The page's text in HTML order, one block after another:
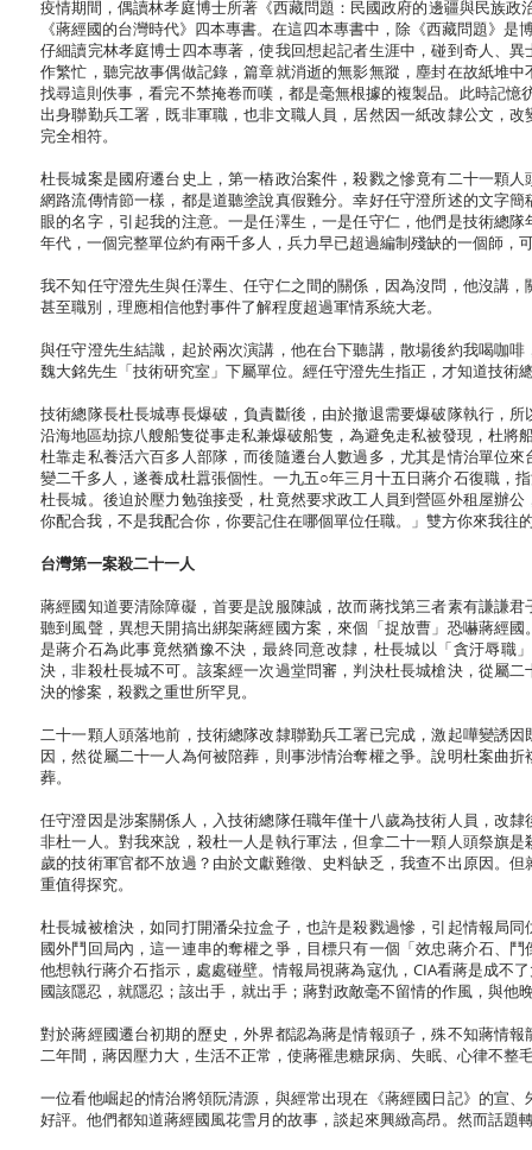
疫情期間，偶讀林孝庭博士所著《西藏問題：民國政府的邊疆與民族
《蔣經國的台灣時代》四本專書。在這四本專書中，除《西藏問題》
仔細讀完林孝庭博士四本專著，使我回想起記者生涯中，碰到奇人、
作繁忙，聽完故事偶做記錄，篇章就消逝的無影無蹤，塵封在故紙堆
找尋這則佚事，看完不禁掩卷而嘆，都是毫無根據的複製品。此時記
出身聯勤兵工署，既非軍職，也非文職人員，居然因一紙改隸公文，
完全相符。
杜長城案是國府遷台史上，第一樁政治案件，殺戮之慘竟有二十一顆
網路流傳情節一樣，都是道聽塗說真假難分。幸好任守澄所述的文字
眼的名字，引起我的注意。一是任澤生，一是任守仁，他們是技術總
年代，一個完整單位約有兩千多人，兵力早已超過編制殘缺的一個師，
我不知任守澄先生與任澤生、任守仁之間的關係，因為沒問，他沒講
甚至職別，理應相信他對事件了解程度超過軍情系統大老。
與任守澄先生結識，起於兩次演講，他在台下聽講，散場後約我喝咖
魏大銘先生「技術研究室」下屬單位。經任守澄先生指正，才知道技術
技術總隊長杜長城專長爆破，負責斷後，由於撤退需要爆破隊執行，
沿海地區劫掠八艘船隻從事走私兼爆破船隻，為避免走私被發現，杜
杜靠走私養活六百多人部隊，而後隨遷台人數過多，尤其是情治單位
變二千多人，遂養成杜囂張個性。一九五○年三月十五日蔣介石復職，
杜長城。後迫於壓力勉強接受，杜竟然要求政工人員到營區外租屋辦
你配合我，不是我配合你，你要記住在哪個單位任職。」雙方你來我
台灣第一案殺二十一人
蔣經國知道要清除障礙，首要是說服陳誠，故而蔣找第三者素有謙謙
聽到風聲，異想天開搞出綁架蔣經國方案，來個「捉放曹」恐嚇蔣經
是蔣介石為此事竟然猶豫不決，最終同意改隸，杜長城以「貪汙辱職
決，非殺杜長城不可。該案經一次過堂問審，判決杜長城槍決，從屬
決的慘案，殺戮之重世所罕見。
二十一顆人頭落地前，技術總隊改隸聯勤兵工署已完成，激起嘩變誘
因，然從屬二十一人為何被陪葬，則事涉情治奪權之爭。說明杜案曲
葬。
任守澄因是涉案關係人，入技術總隊任職年僅十八歲為技術人員，改
非杜一人。對我來說，殺杜一人是執行軍法，但拿二十一顆人頭祭旗
歲的技術軍官都不放過？由於文獻難徵、史料缺乏，我查不出原因。
重值得探究。
杜長城被槍決，如同打開潘朵拉盒子，也許是殺戮過慘，引起情報局
國外鬥回局內，這一連串的奪權之爭，目標只有一個「效忠蔣介石、
他想執行蔣介石指示，處處碰壁。情報局視蔣為寇仇，CIA看蔣是成不
國該隱忍，就隱忍；該出手，就出手；蔣對政敵毫不留情的作風，與他
對於蔣經國遷台初期的歷史，外界都認為蔣是情報頭子，殊不知蔣情
二年間，蔣因壓力大，生活不正常，使蔣罹患糖尿病、失眠、心律不整
一位看他崛起的情治將領阮清源，與經常出現在《蔣經國日記》的宣
好評。他們都知道蔣經國風花雪月的故事，談起來興緻高昂。然而話題